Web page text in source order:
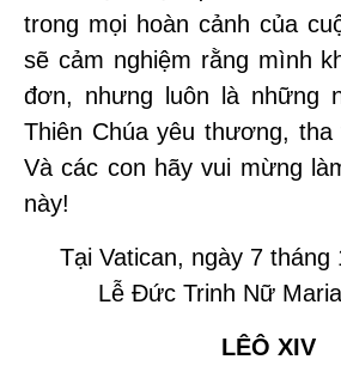
trong mọi hoàn cảnh của
sẽ cảm nghiệm rằng mình
đơn, nhưng luôn là những
Thiên Chúa yêu thương,
Và các con hãy vui mừng
này!
Tại Vatican, ngày 7 tháng
Lễ Đức Trinh Nữ
LÊÔ XIV